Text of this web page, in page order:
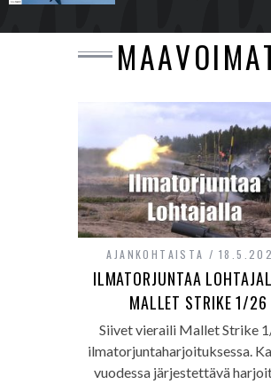
AJANKOHTAISTA
ILMATORJUNTAA
MALLET STRIKE 1/26
Siivet vieraili Mallet Strike
ilmatorjuntaharjoituksessa.
vuodessa järjestettävä